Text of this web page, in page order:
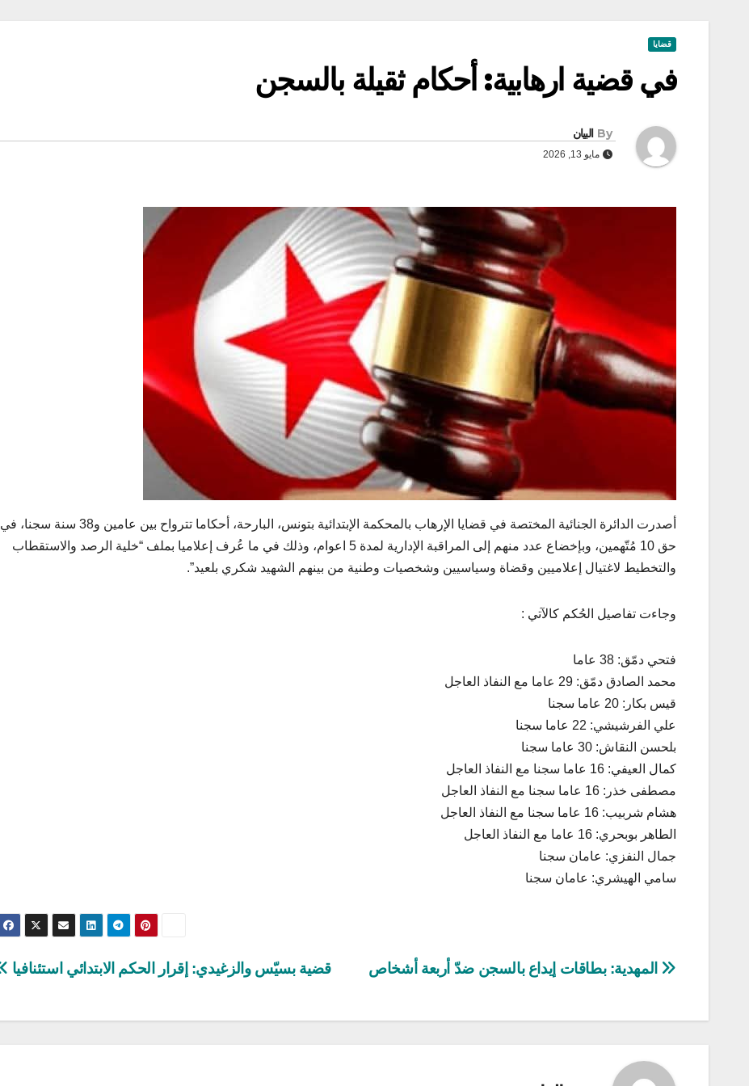
قضايا
في قضية ارهابية: أحكام ثقيلة بالسجن
By البيان
مايو 13, 2026
أصدرت الدائرة الجنائية المختصة في قضايا الإرهاب بالمحكمة الإبتدائية بتونس، البارحة، أحكاما تترواح بين عامين و38 سنة سجنا، في
حق 10 مُتّهمين، وبإخضاع عدد منهم إلى المراقبة الإدارية لمدة 5 اعوام، وذلك في ما عُرف إعلاميا بملف “خلية الرصد والاستقطاب
والتخطيط لاغتيال إعلاميين وقضاة وسياسيين وشخصيات وطنية من بينهم الشهيد شكري بلعيد”.
وجاءت تفاصيل الحُكم كالآتي :
فتحي دمّق: 38 عاما
محمد الصادق دمّق: 29 عاما مع النفاذ العاجل
قيس بكار: 20 عاما سجنا
علي الفرشيشي: 22 عاما سجنا
بلحسن النقاش: 30 عاما سجنا
كمال العيفي: 16 عاما سجنا مع النفاذ العاجل
مصطفى خذر: 16 عاما سجنا مع النفاذ العاجل
هشام شربيب: 16 عاما سجنا مع النفاذ العاجل
الطاهر بوبحري: 16 عاما مع النفاذ العاجل
جمال النفزي: عامان سجنا
سامي الهيشري: عامان سجنا
تصفّح
قضية بسيّس والزغيدي: إقرار الحكم الابتدائي استئنافيا المهدية: بطاقات إيداع بالسجن ضدّ أربعة أشخاص